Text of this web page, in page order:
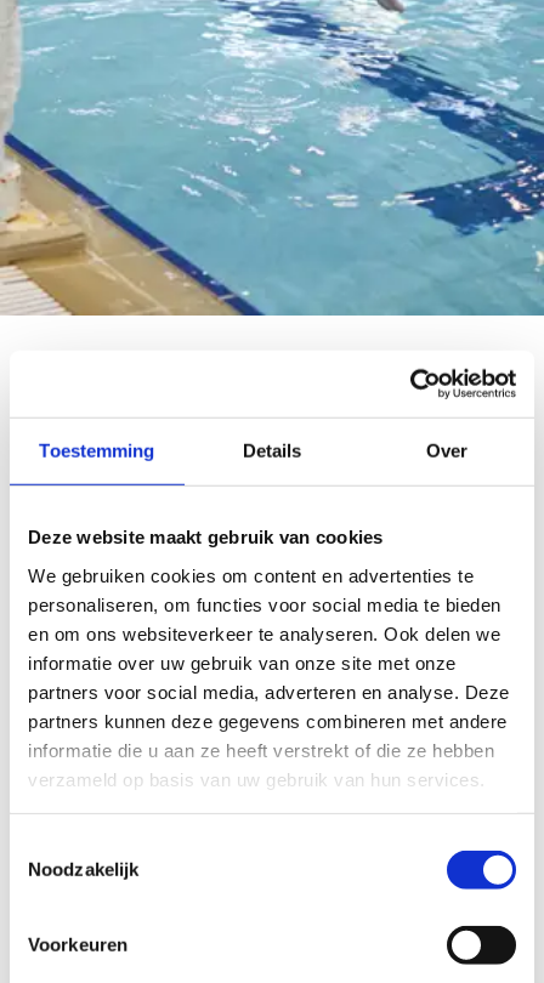
Toestemming Details Over
Deze website maakt gebruik van cookies
We gebruiken cookies om content en advertenties te
personaliseren, om functies voor social media te bieden
en om ons websiteverkeer te analyseren. Ook delen we
informatie over uw gebruik van onze site met onze
partners voor social media, adverteren en analyse. Deze
partners kunnen deze gegevens combineren met andere
informatie die u aan ze heeft verstrekt of die ze hebben
verzameld op basis van uw gebruik van hun services.
Noodzakelijk
Voorkeuren
Jouw sportinfrastructuur toegankelijk voor iedereen
Toegankelijkheid in de sportomgeving
Tools voor ontwerpers
Kwaliteitslabel toegankelijkheid sport
Labeltrajecten en richtprijzen
Toegankelijkheid in zwembaden
Inspirerende voorbeelden
Inspirerende
voorbeelden
Sportaccommodaties
Geen fiches gevonden.